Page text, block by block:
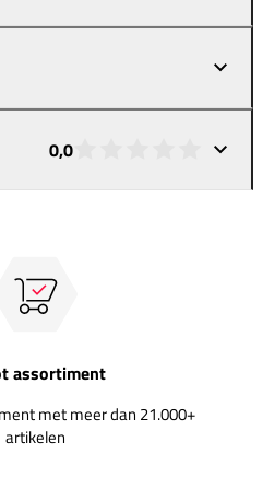
0,0
assortiment
met meer dan 21.000+
artikelen